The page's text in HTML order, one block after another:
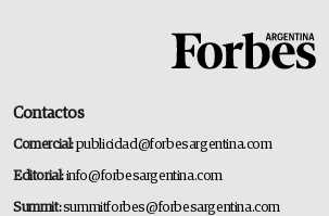
Contactos
Comercial:publicidad@forbesargentina.com
Editorial:info@forbesargentina.com
Summit:summitforbes@forbesargentina.com